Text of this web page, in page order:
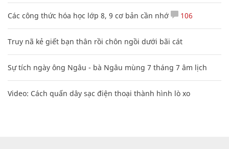
Các công thức hóa học lớp 8, 9 cơ bản cần nhớ 106
Truy nã kẻ giết bạn thân rồi chôn ngồi dưới bãi cát
Sự tích ngày ông Ngâu - bà Ngâu mùng 7 tháng 7 âm lịch
Video: Cách quấn dây sạc điện thoại thành hình lò xo